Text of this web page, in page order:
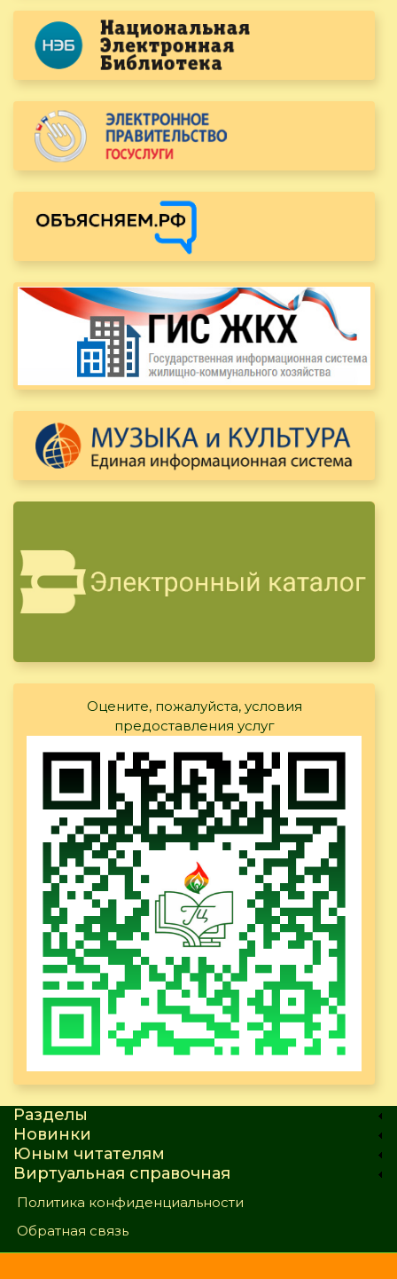
Оцените, пожалуйста, условия
предоставления услуг
Разделы
Новинки
Юным читателям
Виртуальная справочная
Политика конфиденциальности
Обратная связь